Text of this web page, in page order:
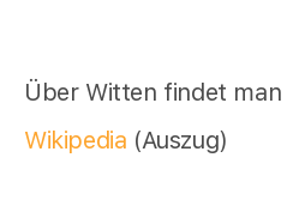
Über Witten findet man
Wikipedia (Auszug)